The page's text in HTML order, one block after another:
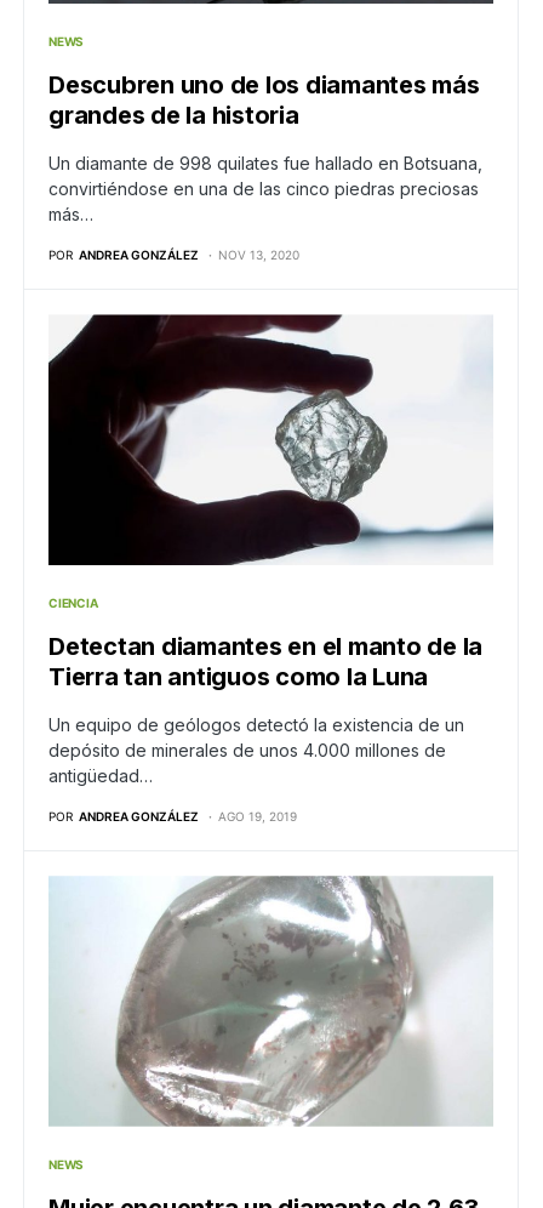
NEWS
Descubren uno de los diamantes más
grandes de la historia
Un diamante de 998 quilates fue hallado en Botsuana,
convirtiéndose en una de las cinco piedras preciosas
más…
POR ANDREA GONZÁLEZ NOV 13, 2020
CIENCIA
Detectan diamantes en el manto de la
Tierra tan antiguos como la Luna
Un equipo de geólogos detectó la existencia de un
depósito de minerales de unos 4.000 millones de
antigüedad…
POR ANDREA GONZÁLEZ AGO 19, 2019
NEWS